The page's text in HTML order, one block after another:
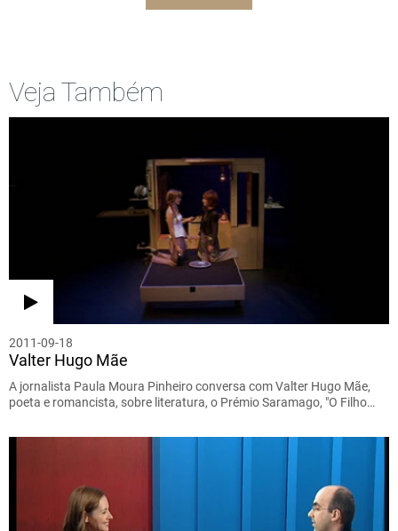
Veja Também
2011-09-18
Valter Hugo Mãe
A jornalista Paula Moura Pinheiro conversa com Valter Hugo Mãe,
poeta e romancista, sobre literatura, o Prémio Saramago, "O Filho…